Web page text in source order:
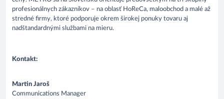
profesionálnych zákazníkov – na oblasť HoReCa, maloobchod a malé až
stredné firmy, ktoré podporuje okrem širokej ponuky tovaru aj
nadštandardnými službami na mieru.
Kontakt:
Martin Jaroš
Communications Manager